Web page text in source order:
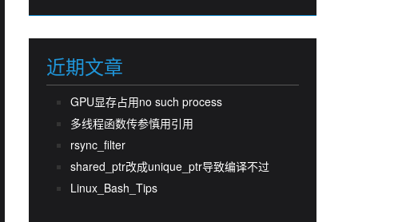
近期文章
GPU显存占用no such process
多线程函数传参慎用引用
rsync_filter
shared_ptr改成unique_ptr导致编译不过
Linux_Bash_Tips